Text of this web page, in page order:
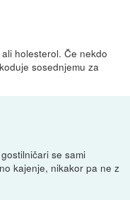
holesterol. Če nekdo
sosednjemu za
se sami
kajenje, nikakor pa ne z